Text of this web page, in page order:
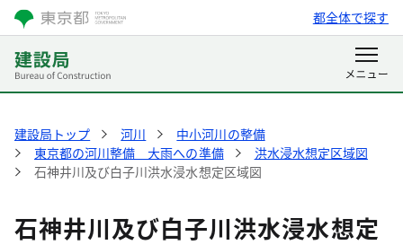
都全体で探す
建設局トップ 河川
中小河川の整備
東京都の河川整備 大雨への準備
洪水浸水想定区域図
石神井川及び白子川洪水浸水想定区域図
石神井川及び白子川洪水浸水想定